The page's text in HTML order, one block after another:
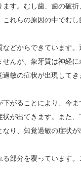
す。むし歯、歯の破
れらの原因の中でむ
どからできています
んが、象牙質は神経
敏の症状が出現してき
がることにより、今
が出てきます。また
り、知覚過敏の症状
部分を覆っています